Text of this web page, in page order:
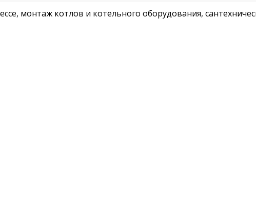
монтаж котлов и котельного оборудования,